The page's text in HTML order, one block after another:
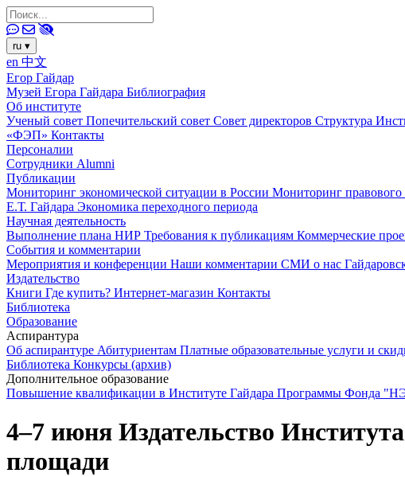
ru ▾
en 中文
Егор Гайдар
Музей Егора Гайдара Библиография
Об институте
Ученый совет Попечительский совет Совет директоров Структура
«ФЭП» Контакты
Персоналии
Сотрудники Alumni
Публикации
Мониторинг экономической ситуации в России Мониторинг
Е.Т. Гайдара Экономика переходного периода
Научная деятельность
Выполнение плана НИР Требования к публикациям Коммерческие
События и комментарии
Мероприятия и конференции Наши комментарии СМИ о нас
Издательство
Книги Где купить? Интернет-магазин Контакты
Библиотека
Образование
Аспирантура
Об аспирантуре Абитуриентам Платные образовательные услуги и
Библиотека Конкурсы (архив)
Дополнительное образование
Повышение квалификации в Институте Гайдара Программы Фонда
4–7 июня Издательство
площади